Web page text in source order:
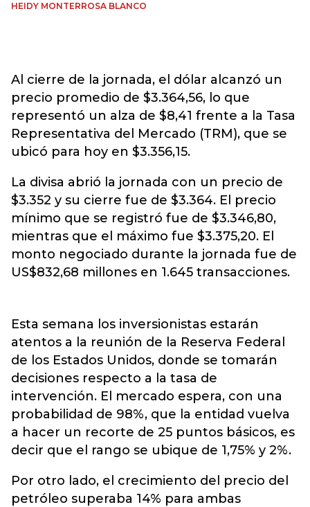
HEIDY MONTERROSA BLANCO
Al cierre de la jornada, el dólar alcanzó un
precio promedio de $3.364,56, lo que
representó un alza de $8,41 frente a la Tasa
Representativa del Mercado (TRM), que se
ubicó para hoy en $3.356,15.
La divisa abrió la jornada con un precio de
$3.352 y su cierre fue de $3.364. El precio
mínimo que se registró fue de $3.346,80,
mientras que el máximo fue $3.375,20. El
monto negociado durante la jornada fue de
US$832,68 millones en 1.645 transacciones.
Esta semana los inversionistas estarán
atentos a la reunión de la Reserva Federal
de los Estados Unidos, donde se tomarán
decisiones respecto a la tasa de
intervención. El mercado espera, con una
probabilidad de 98%, que la entidad vuelva
a hacer un recorte de 25 puntos básicos, es
decir que el rango se ubique de 1,75% y 2%.
Por otro lado, el crecimiento del precio del
petróleo superaba 14% para ambas